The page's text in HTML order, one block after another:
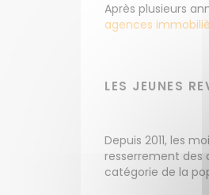
Après plusieurs
agences
LES JEUNES
Depuis 2011, les
resserrement des
catégorie de la